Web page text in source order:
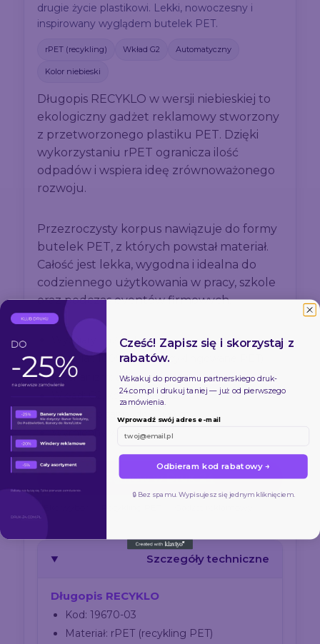
drugie życie plastikowi. Lekki, nowoczesny i
inspirowany wyglądem butelek PET.
rPET (recykling) Wkład G2 Automatyczny
Kolor niebieski
Długopis RECYKLO w wersji niebieskiej to
ekologiczny gadżet reklamowy stworzony
z przetworzonego plastiku PET. Dzięki
wykorzystaniu rPET ogranicza ilość
odpadów i wspiera ideę zrównoważonego
rozwoju.
Przezroczysty korpus nawiązuje do formy
butelek PET, z których powstał materiał.
Całość jest lekka, wygodna i idealna do
codziennego użytkowania w pracy, szkole
oraz podczas eventów firmowych.
Wymiary: 142 x 11 mm
Materiał: 100% rPET (recyklingowane PET)
Mechanizm: automatyczny
Wkład: G2, kolor niebieski
Długość pisania: do 1000 m
Wymienny wkład
Zamów w Druk-24
Szczegóły techniczne
Długopis RECYKLO
Kod: 19670-03
Materiał: rPET (recykling PET)
Cześć! Zapisz się i skorzystaj z
rabatów.
Wskakuj do programu partnerskiegodruk-
24.com.pl i drukuj taniej — już od pierwszego
zamówienia.
Wprowadź swój adres e-mail
Odbieram kod rabatowy →
🔒 Bez spamu. Wypisujesz się jednym kliknięciem.